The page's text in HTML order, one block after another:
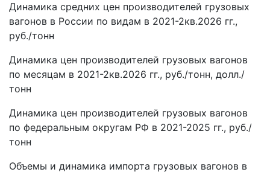
Динамика средних цен производителей грузовых
вагонов в России по видам в 2021-2кв.2026 гг.,
руб./тонн
Динамика цен производителей грузовых вагонов
по месяцам в 2021-2кв.2026 гг., руб./тонн, долл./
тонн
Динамика цен производителей грузовых вагонов
по федеральным округам РФ в 2021-2025 гг., руб./
тонн
Объемы и динамика импорта грузовых вагонов в